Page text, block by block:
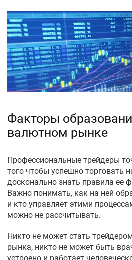
Факторы
валютном рынке
Профессиональные трейдеры
того чтобы успешно торговать
досконально знать правила ее
Важно понимать, как на ней
и кто управляет этими
можно не рассчитывать.
Никто не может стать
рынка, никто не может быть
устроено и работает